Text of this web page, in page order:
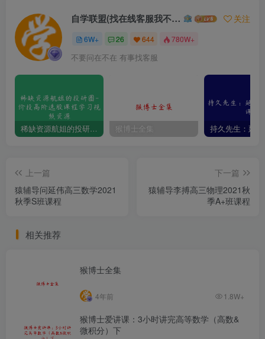
自学联盟(找在线客服我不回信息的) 关注
6W+ 26 644 780W+
不要问在不在 有事找客服
稀缺资源航姐的投研圈-价投高阶选股课程学习视频资源 猴博士全集
上一篇
猿辅导问延伟高三数学2021
秋季S班课程
下一篇
猿辅导李搏高三物理2021秋
季A+班课程
相关推荐
猴博士全集
4年前 1.8W+
猴博士爱讲课：3小时讲完高等数学（高数&
微积分）下